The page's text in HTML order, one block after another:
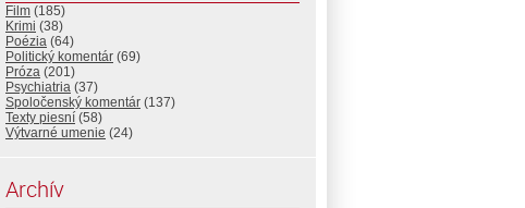
Film (185)
Krimi (38)
Poézia (64)
Politický komentár (69)
Próza (201)
Psychiatria (37)
Spoločenský komentár (137)
Texty piesní (58)
Výtvarné umenie (24)
Archív